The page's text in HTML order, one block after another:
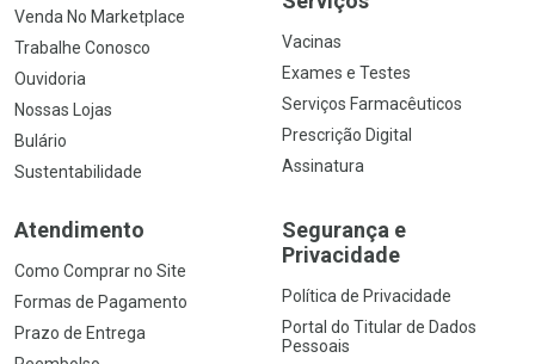
Venda No Marketplace
Trabalhe Conosco
Ouvidoria
Nossas Lojas
Bulário
Sustentabilidade
Vacinas
Exames e Testes
Serviços Farmacêuticos
Prescrição Digital
Assinatura
Atendimento
Como Comprar no Site
Formas de Pagamento
Prazo de Entrega
Segurança e
Privacidade
Política de Privacidade
Portal do Titular de Dados
Pessoais